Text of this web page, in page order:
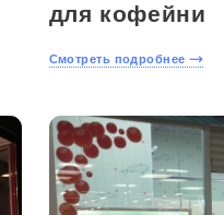
для кофейни
Смотреть подробнее